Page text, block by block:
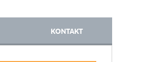
KONTAKT